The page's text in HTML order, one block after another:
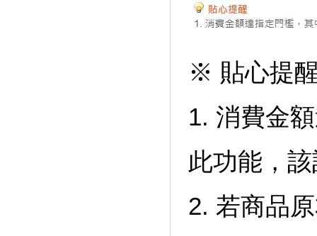
※ 貼心提
1. 消費金
此功能，
2. 若商品